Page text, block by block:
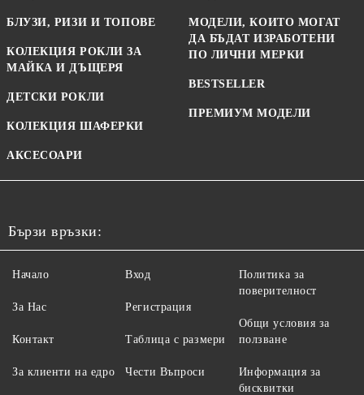
БЛУЗИ, РИЗИ И ТОПОВЕ
КОЛЕКЦИЯ РОКЛИ ЗА
МАЙКА И ДЪЩЕРЯ
ДЕТСКИ РОКЛИ
КОЛЕКЦИЯ ШАФЕРКИ
АКСЕСОАРИ
МОДЕЛИ, КОИТО МОГАТ
ДА БЪДАТ ИЗРАБОТЕНИ
ПО ЛИЧНИ МЕРКИ
BESTSELLER
ПРЕМИУМ МОДЕЛИ
Бързи връзки:
Начало
За Нас
Контакт
За клиенти на едро
Вход
Регистрация
Таблица с размери
Чести Въпроси
Политика за
поверителност
Общи условия за
ползване
Информация за
бисквитки